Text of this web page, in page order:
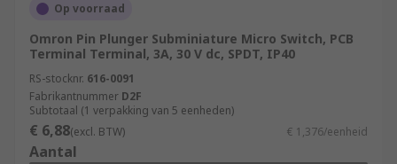
Op voorraad
Omron Pin Plunger Subminiature Micro Switch, PCB
Terminal Terminal, 3A, 30 V dc, SPDT, IP40
RS-stocknr. 616-0091
Fabrikantnummer D2F
Subtotaal (1 verpakking van 5 eenheden)
€ 6,88(excl. BTW) € 1,376/eenheid
Aantal